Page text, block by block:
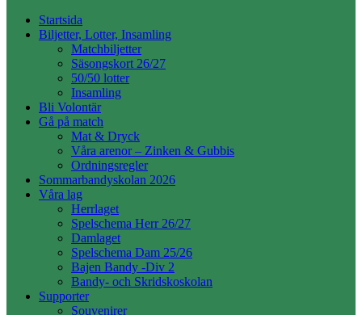
Startsida
Biljetter, Lotter, Insamling
Matchbiljetter
Säsongskort 26/27
50/50 lotter
Insamling
Bli Volontär
Gå på match
Mat & Dryck
Våra arenor – Zinken & Gubbis
Ordningsregler
Sommarbandyskolan 2026
Våra lag
Herrlaget
Spelschema Herr 26/27
Damlaget
Spelschema Dam 25/26
Bajen Bandy -Div 2
Bandy- och Skridskoskolan
Supporter
Souvenirer